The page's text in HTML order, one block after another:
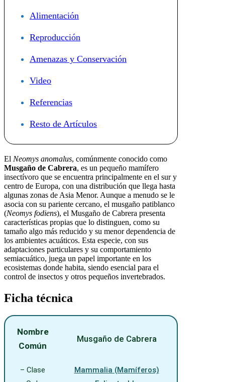
Alimentación
Reproducción
Amenazas y Conservación
Video
Referencias
Resto de Artículos
El Neomys anomalus, comúnmente conocido como
Musgaño de Cabrera, es un pequeño mamífero
insectívoro que se encuentra principalmente en el sur y
centro de Europa, con una distribución que llega hasta
algunas zonas de Asia Menor. Aunque a menudo se le
asocia con su pariente cercano, el musgaño patiblanco
(Neomys fodiens), el Musgaño de Cabrera presenta
características propias que lo distinguen, como su
tamaño algo más reducido y su menor dependencia de
los ambientes acuáticos. Esta especie, con sus
adaptaciones particulares y su comportamiento
semiacuático, juega un papel importante en los
ecosistemas donde habita, siendo esencial para el
control de insectos y otros pequeños invertebrados.
Ficha técnica
Nombre
Común
Musgaño de Cabrera
– Clase
Mammalia (Mamíferos)